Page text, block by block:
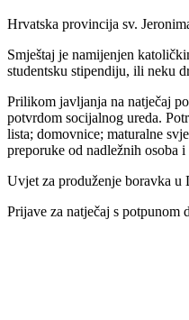
Hrvatska provincija sv.
Smještaj je namijenjen
studentsku stipendiju, ili neku
Prilikom javljanja na natječaj
potvrdom socijalnog ureda.
lista; domovnice; maturalne
preporuke od nadležnih osoba
Uvjet za produženje boravka u
Prijave za natječaj s potpunom